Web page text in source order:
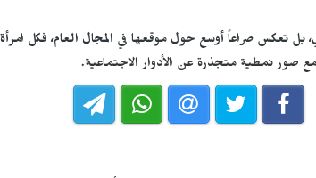
بل تعكس صراعاً أوسع حول موقعها في المجال العام، فكل امرأة
صور نمطية متجذرة عن الأدوار الاجتماعية.